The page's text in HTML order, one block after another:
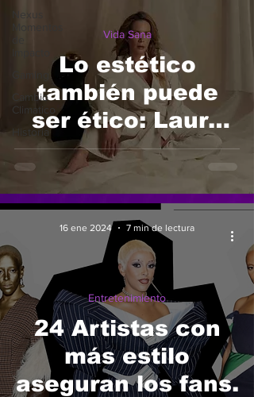
Nexus
Momentos
Impacto
Cambio
Climatico
Historia
Lo estético
también puede
ser ético: Laura
Cala y el glow-up
que empieza en el
alma ✨
Vida Sana
24 Artistas con
más estilo
aseguran los fans.
Entretenimiento
16 ene 2024 7 min de lectura